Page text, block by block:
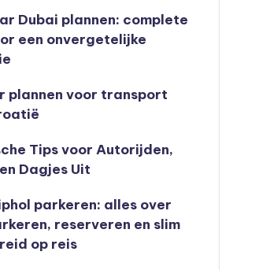
Dubai plannen: complete
een onvergetelijke
plannen voor transport
Tips voor Autorijden,
Dagjes Uit
parkeren: alles over
reserveren en slim
op reis